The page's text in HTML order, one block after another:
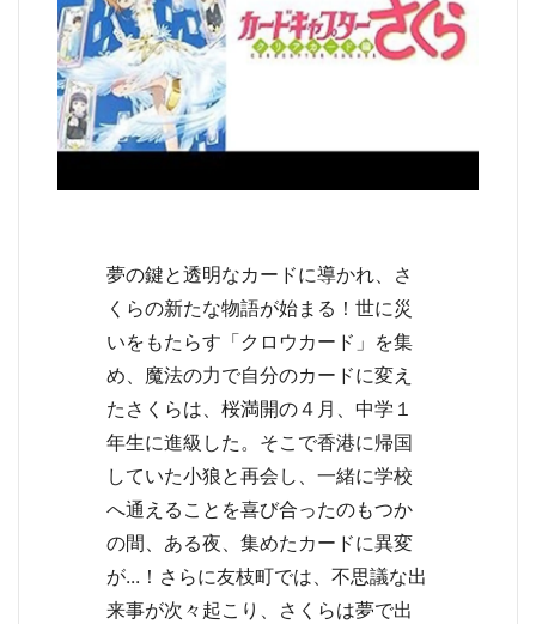
都道府選択
夢の鍵と透明なカードに導かれ、さ
くらの新たな物語が始まる！世に災
いをもたらす「クロウカード」を集
め、魔法の力で自分のカードに変え
たさくらは、桜満開の４月、中学１
年生に進級した。そこで香港に帰国
していた小狼と再会し、一緒に学校
へ通えることを喜び合ったのもつか
の間、ある夜、集めたカードに異変
が...！さらに友枝町では、不思議な出
来事が次々起こり、さくらは夢で出